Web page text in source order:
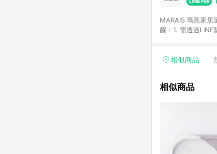
MARAIS 瑪黑家居
醒：1. 需透過
相似商品
相似商品